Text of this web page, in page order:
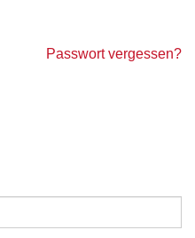
Passwort vergessen?